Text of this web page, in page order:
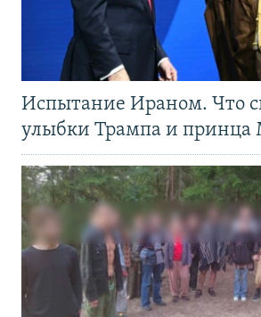
Испытание Ираном. Что
улыбки Трампа и принца